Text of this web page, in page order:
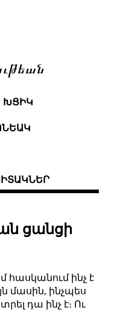
ԽՑԻԿ
ցանցի
հասկանում ինչ է
մասին, ինչպես
դա ինչ է։ Ու